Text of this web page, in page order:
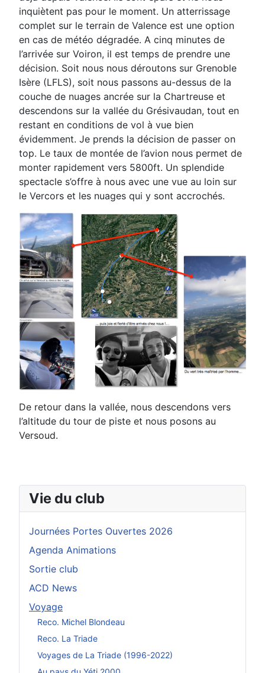
Vie du club
Journées Portes Ouvertes 2026
Agenda Animations
Sortie club
ACD News
Voyage
Reco. Michel Blondeau
Reco. La Triade
Voyages de La Triade (1996-2022)
inquiètent pas pour le moment. Un atterrissage
complet sur le terrain de Valence est une option
en cas de météo dégradée. A cinq minutes de
l’arrivée sur Voiron, il est temps de prendre une
décision. Soit nous nous déroutons sur Grenoble
Isère (LFLS), soit nous passons au-dessus de la
couche de nuages ancrée sur la Chartreuse et
descendons sur la vallée du Grésivaudan, tout en
restant en conditions de vol à vue bien
évidemment. Je prends la décision de passer on
top. Le taux de montée de l’avion nous permet de
monter rapidement vers 5800ft. Un splendide
spectacle s’offre à nous avec une vue au loin sur
le Vercors et les nuages qui y sont accrochés.
De retour dans la vallée, nous descendons vers
l’altitude du tour de piste et nous posons au
Versoud.